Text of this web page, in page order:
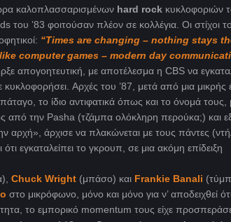
καλοπλασσαρισμένων hard rock κυκλοφοριών
’83 φοιτούσαν πλέον σε κολλέγια. Οι στίχοι
: “Times are changing – nothing stays
computer games – modern day
απογοητευτική, με αποτέλεσμα η CBS να
Αρχές του ’87, μετά από μια μικρής
το ίδιο αντιφατικά όπως και το όνομά τους,
από την Pasha (τζάμπα ολόκληρη περούκα;) και
αρχή», άρχισε να πλακώνεται με τους πάντες
εγκαταλείπει το γκρουπ, σε μια ακόμη επίδειξη
Chuck Wright (μπάσο) και Frankie Banali
στο μικρόφωνο, μόνο και μόνο για ν’ αποδειχθεί
το εμπορικό momentum τους είχε